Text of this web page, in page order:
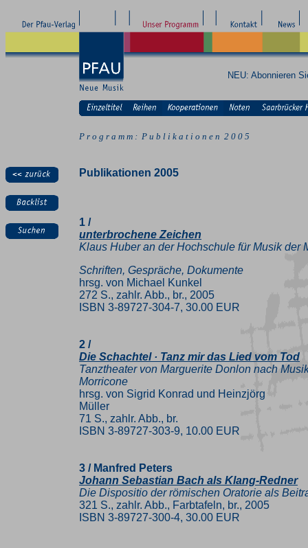
NEU: Abonnieren
P r o g r a m m : P u b l i k a t i o n e n 2 0 0 5
Publikationen 2005
1 /
unterbrochene Zeichen
Klaus Huber an der Hochschule für Musik der
Schriften, Gespräche, Dokumente
hrsg. von Michael Kunkel
272 S., zahlr. Abb., br., 2005
ISBN 3-89727-304-7, 30.00 EUR
2 /
Die Schachtel · Tanz mir das Lied vom Tod
Tanztheater von Marguerite Donlon nach
Morricone
hrsg. von Sigrid Konrad und Heinzjörg
Müller
71 S., zahlr. Abb., br.
ISBN 3-89727-303-9, 10.00 EUR
3 / Manfred Peters
Johann Sebastian Bach als Klang-Redner
Die Dispositio der römischen Oratorie als
321 S., zahlr. Abb., Farbtafeln, br., 2005
ISBN 3-89727-300-4, 30.00 EUR